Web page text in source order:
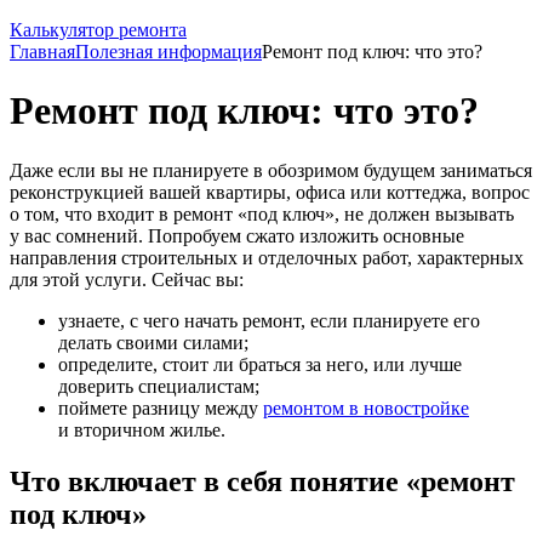
Калькулятор ремонта
ГлавнаяПолезная информацияРемонт под ключ: что это?
Ремонт под ключ: что это?
Даже если вы не планируете в обозримом будущем заниматься
реконструкцией вашей квартиры, офиса или коттеджа, вопрос
о том, что входит в ремонт «под ключ», не должен вызывать
у вас сомнений. Попробуем сжато изложить основные
направления строительных и отделочных работ, характерных
для этой услуги. Сейчас вы:
узнаете, с чего начать ремонт, если планируете его
делать своими силами;
определите, стоит ли браться за него, или лучше
доверить специалистам;
поймете разницу между ремонтом в новостройке
и вторичном жилье.
Что включает в себя понятие «ремонт
под ключ»